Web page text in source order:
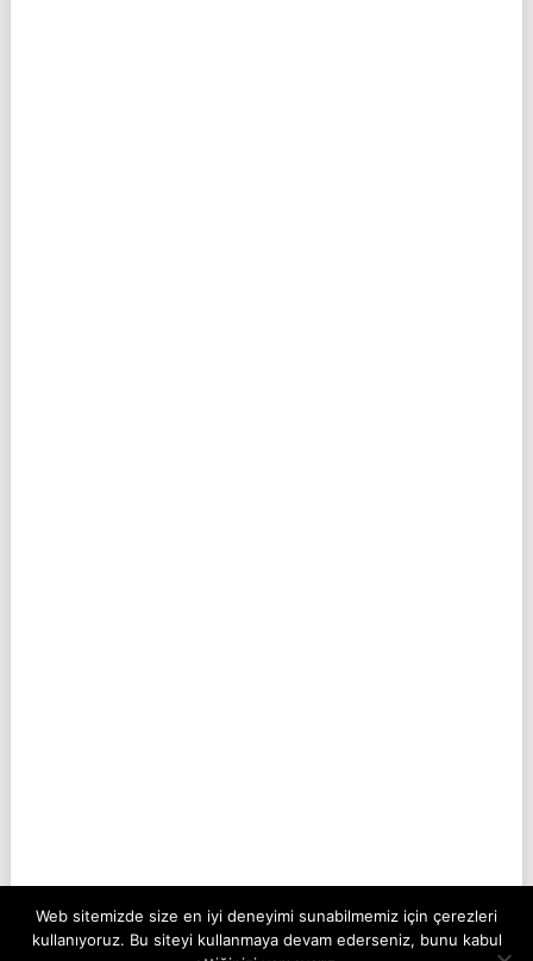
Web sitemizde size en iyi deneyimi sunabilmemiz için çerezleri
kullanıyoruz. Bu siteyi kullanmaya devam ederseniz, bunu kabul